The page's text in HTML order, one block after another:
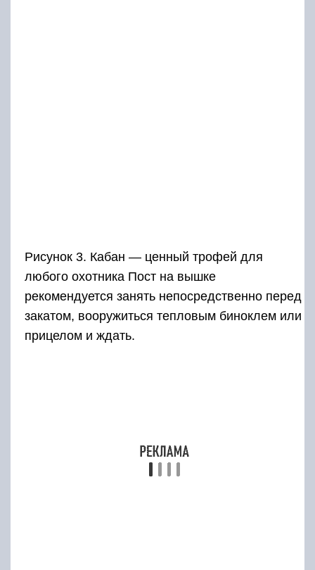
Рисунок 3. Кабан — ценный трофей для
любого охотника Пост на вышке
рекомендуется занять непосредственно перед
закатом, вооружиться тепловым биноклем или
прицелом и ждать.